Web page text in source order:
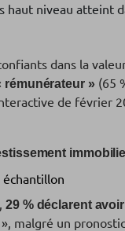
haut niveau atteint
dans la
rémunérateur » (65
de février
, 29 % déclarent
malgré un